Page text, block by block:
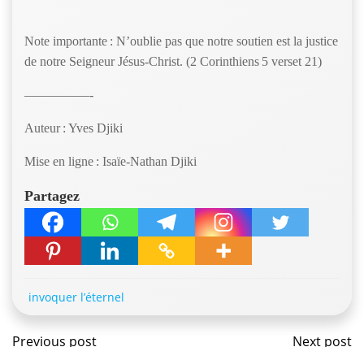
Note importante : N’oublie pas que notre soutien est la justice
de notre Seigneur Jésus-Christ. (2 Corinthiens 5 verset 21)
—————-
Auteur : Yves Djiki
Mise en ligne : Isaïe-Nathan Djiki
Partagez
invoquer l’éternel
Previous post Next post